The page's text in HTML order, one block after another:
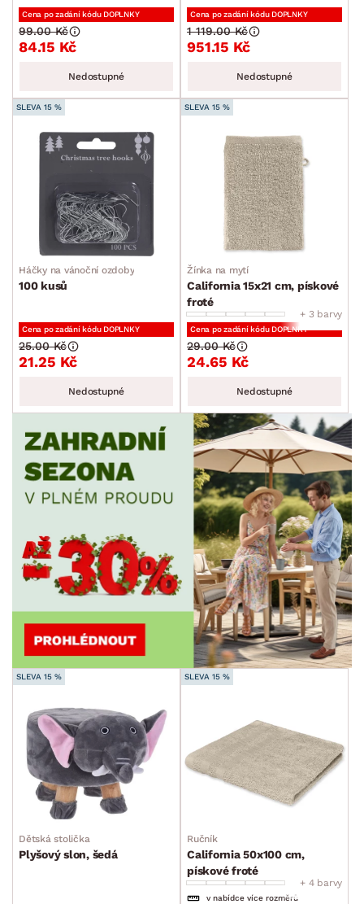
Cena po zadání kódu DOPLNKY
84.15 Kč
99.00 Kč
Nedostupné
Cena po zadání kódu DOPLNKY
951.15 Kč
1 119.00 Kč
Nedostupné
SLEVA 15 %
Háčky na vánoční ozdoby
100 kusů
Cena po zadání kódu DOPLNKY
21.25 Kč
25.00 Kč
Nedostupné
SLEVA 15 %
Žínka na mytí
California 15x21 cm, pískové
froté
+ 3 barvy
Cena po zadání kódu DOPLNKY
24.65 Kč
29.00 Kč
Nedostupné
SLEVA 15 %
Dětská stolička
Plyšový slon, šedá
SLEVA 15 %
Ručník
California 50x100 cm,
pískové froté
+ 4 barvy
v nabídce více rozměrů